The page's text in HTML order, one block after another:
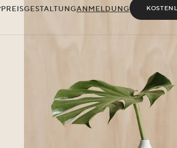
PREISGESTALTUNGANMELDUNG